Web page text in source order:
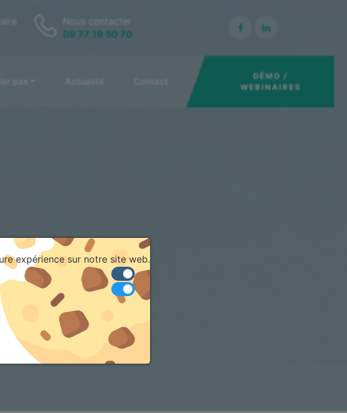
Nous contacter
09 77 19 50 70
FacebookLinked-
DÉMO /
WEBINAIRES
1er pas Actualité Contact
expérience sur notre site web.